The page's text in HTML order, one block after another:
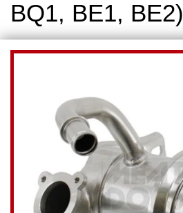
BQ1, BE1, BE2)